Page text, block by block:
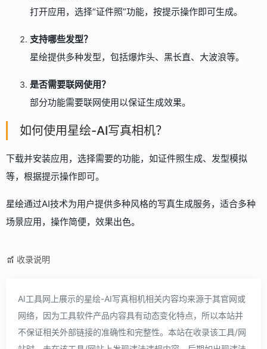
打开应用，选择“证件照”功能，按提示操作即可生成。
支持哪些发型？
星绘提供多种发型，包括爆炸头、黑长直、大波浪等。
是否需要联网使用？
部分功能需要联网使用以保证生成效果。
如何使用星绘-AI写真相机？
下载并安装应用，选择需要的功能，如证件照生成、发型模拟
等，根据提示操作即可。
星绘通过AI技术为用户提供多种风格的写真生成服务，适合多种
场景应用，操作简便，效果出色。
收录说明
AI工具网上展示的星绘-AI写真相机相关内容均来源于其官网或
网络，因为工具软件产品内容具有动态变化特点，所以本站并
不保证相关外部链接的准确性和完整性。本站在收录该工具/网